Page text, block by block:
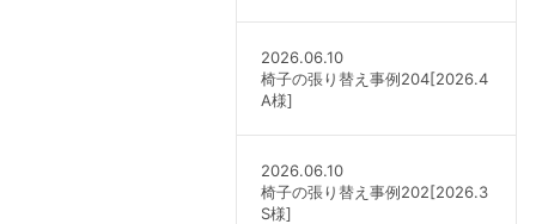
2026.06.10
椅子の張り替え事例204[2026.4
A様]
2026.06.10
椅子の張り替え事例202[2026.3
S様]